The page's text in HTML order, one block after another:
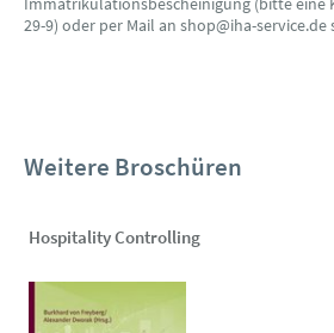
29-9) oder per Mail an shop@iha-service.de
Weitere Broschüren
Hospitality Controlling